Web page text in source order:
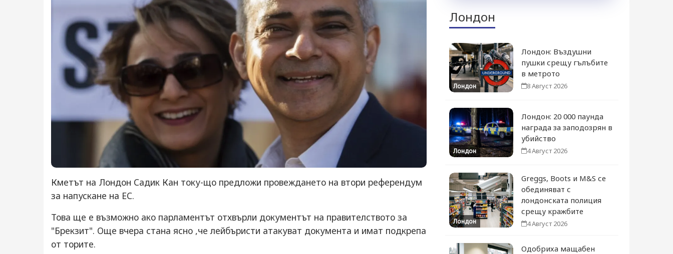
Кметът на Лондон Садик Кан току-що предложи провеждането на втори референдум
за напускане на ЕС.
Това ще е възможно ако парламентът отхвърли документът на правителството за
"Брекзит". Още вчера стана ясно ,че лейбъристи атакуват документа и имат подкрепа
от торите.
Лондон
Лондон
Лондон: Въздушни
пушки срещу гълъбите
в метрото
8 Август 2026
Лондон
Лондон: 20 000 паунда
награда за заподозрян в
убийство
4 Август 2026
Лондон
Greggs, Boots и M&S се
обединяват с
лондонската полиция
срещу кражбите
4 Август 2026
Одобриха мащабен